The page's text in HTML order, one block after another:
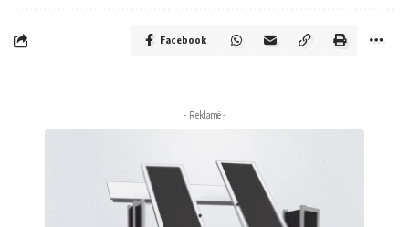
Facebook
- Reklamë -